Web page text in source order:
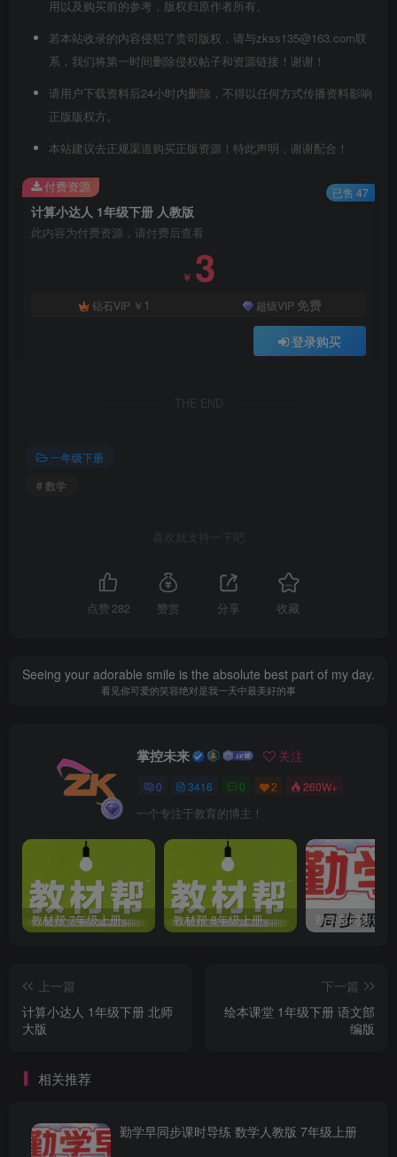
用以及购买前的参考，版权归原作者所有。
若本站收录的内容侵犯了贵司版权，请与zkss135@163.com联
系，我们将第一时间删除侵权帖子和资源链接！谢谢！
请用户下载资料后24小时内删除，不得以任何方式传播资料影响
正版版权方。
本站建议去正规渠道购买正版资源！特此声明，谢谢配合！
计算小达人 1年级下册 人教版
此内容为付费资源，请付费后查看
￥ 3
钻石VIP ￥ 1 超级VIP 免费
登录购买
付费资源 已售 47
THE END
一年级下册
# 数学
喜欢就支持一下吧
点赞282 赞赏 分享 收藏
Seeing your adorable smile is the absolute best part of my day.
看见你可爱的笑容绝对是我一天中最美好的事
掌控未来 关注
0 3416 0 2 260W+
一个专注于教育的博主！
教材帮 7年级上册 语文人教版(2023秋) 教材帮 8年级上册 语文人教版(2023秋)
上一篇
计算小达人 1年级下册 北师
大版
下一篇
绘本课堂 1年级下册 语文部
编版
相关推荐
勤学早同步课时导练 数学人教版 7年级上册